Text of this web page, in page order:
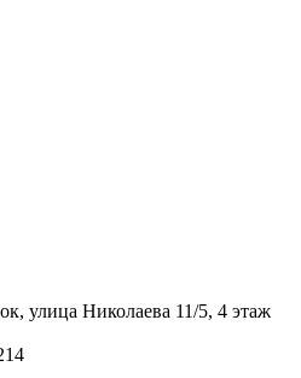
улица Николаева 11/5, 4 этаж